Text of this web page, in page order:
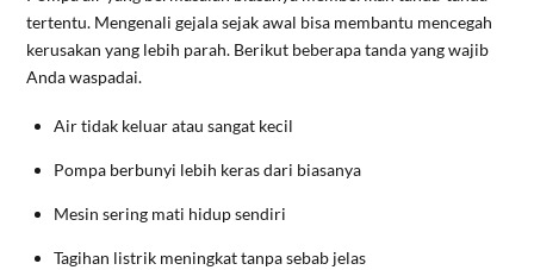
tertentu. Mengenali gejala sejak awal bisa membantu mencegah
kerusakan yang lebih parah. Berikut beberapa tanda yang wajib
Anda waspadai.
Air tidak keluar atau sangat kecil
Pompa berbunyi lebih keras dari biasanya
Mesin sering mati hidup sendiri
Tagihan listrik meningkat tanpa sebab jelas